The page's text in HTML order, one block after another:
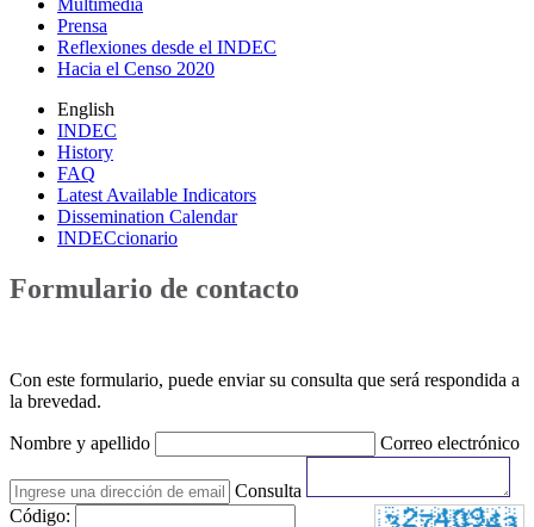
Multimedia
Prensa
Reflexiones desde el INDEC
Hacia el Censo 2020
English
INDEC
History
FAQ
Latest Available Indicators
Dissemination Calendar
INDECcionario
Formulario de contacto
Con este formulario, puede enviar su consulta que será respondida a
la brevedad.
Nombre y apellido Correo electrónico
Consulta
Código: